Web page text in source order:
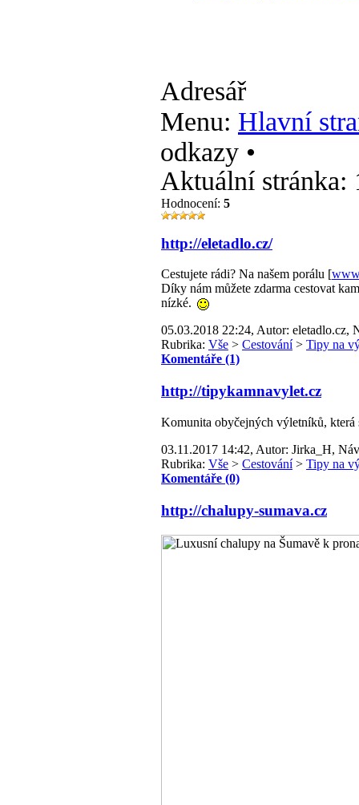
Adresář
Menu: Hlavní
odkazy •
Aktuální stránka:
Hodnocení: 5
http://eletadlo.cz/
Cestujete rádi? Na našem porálu [
Díky nám můžete zdarma cestovat
nízké.
05.03.2018 22:24, Autor: eletadlo.cz,
Rubrika: Vše > Cestování> Tipy na
Komentáře (1)
http://tipykamnavylet.cz
Komunita obyčejných výletníků,
03.11.2017 14:42, Autor: Jirka_H,
Rubrika: Vše > Cestování> Tipy na
Komentáře (0)
http://chalupy-sumava.cz